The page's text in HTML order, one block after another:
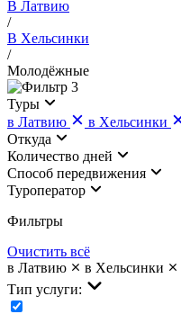
В Латвию
/
В Хельсинки
/
Молодёжные
3
Туры
в Латвию
в Хельсинки
Откуда
Количество дней
Cпособ передвижения
Туроператор
Фильтры
Очистить всё
в Латвию
в Хельсинки
Тип услуги: